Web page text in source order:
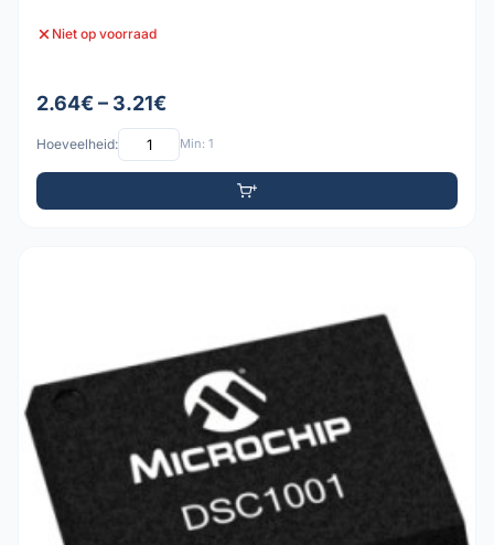
Niet op voorraad
2.64€ – 3.21€
Hoeveelheid: Min: 1